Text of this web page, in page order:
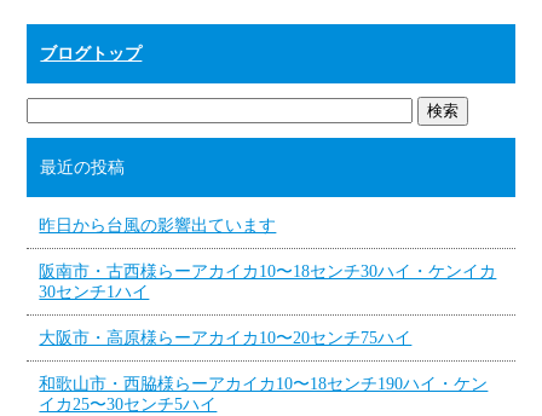
ブログトップ
最近の投稿
昨日から台風の影響出ています
阪南市・古西様らーアカイカ10〜18センチ30ハイ・ケンイカ
30センチ1ハイ
大阪市・高原様らーアカイカ10〜20センチ75ハイ
和歌山市・西脇様らーアカイカ10〜18センチ190ハイ・ケン
イカ25〜30センチ5ハイ